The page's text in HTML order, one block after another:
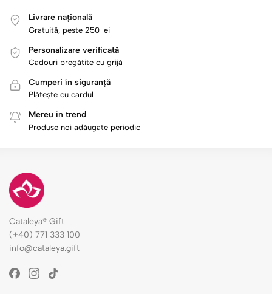
Livrare națională
Gratuită, peste 250 lei
Personalizare verificată
Cadouri pregătite cu grijă
Cumperi în siguranță
Plătește cu cardul
Mereu în trend
Produse noi adăugate periodic
Cataleya® Gift
(+40) 771 333 100
info@cataleya.gift